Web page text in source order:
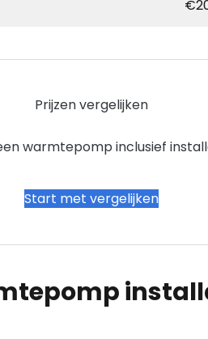
Prijzen vergelijken
warmtepomp inclusief
Start met vergelijken